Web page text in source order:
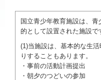
国立青少年教育施設は、
的として設置された施設で
(1)当施設は、基本的な生
りすることもあります。
・事前の活動計画提出
・朝夕のつどいの参加